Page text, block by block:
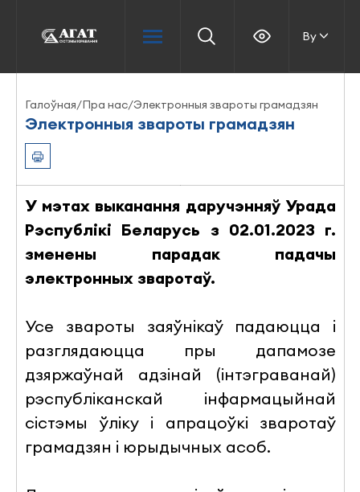
By
Галоўная/Пра нас/Электронныя звароты грамадзян
Электронныя звароты грамадзян
У мэтах выканання даручэнняў Урада
Рэспублікі Беларусь з 02.01.2023 г.
зменены парадак падачы
электронных зваротаў.
Усе звароты заяўнікаў падаюцца і
разглядаюцца пры дапамозе
дзяржаўнай адзінай (інтэграванай)
рэспубліканскай інфармацыйнай
сістэмы ўліку і апрацоўкі зваротаў
грамадзян і юрыдычных асоб.